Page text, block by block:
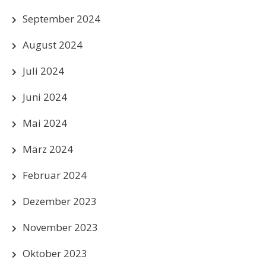
September 2024
August 2024
Juli 2024
Juni 2024
Mai 2024
März 2024
Februar 2024
Dezember 2023
November 2023
Oktober 2023